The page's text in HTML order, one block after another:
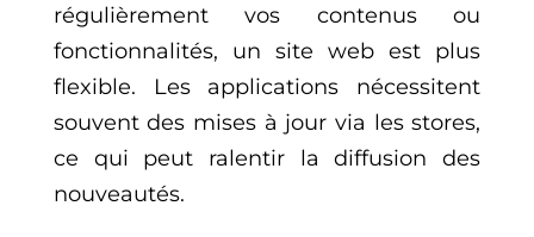
régulièrement vos contenus ou
fonctionnalités, un site web est plus
flexible. Les applications nécessitent
souvent des mises à jour via les stores,
ce qui peut ralentir la diffusion des
nouveautés.